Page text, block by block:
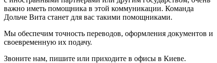
важно иметь помощника в этой коммуникации. Команда
Дольче Вита станет для вас такими помощниками.
Мы обеспечим точность переводов, оформления документов и
своевременную их подачу.
Звоните нам, пишите или приходите в офисы в Киеве.